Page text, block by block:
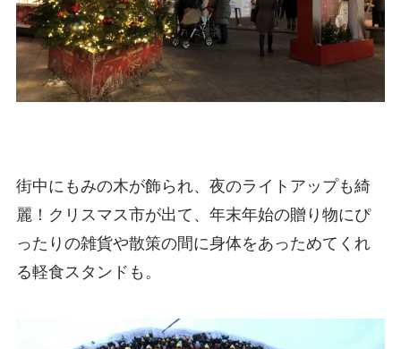
街中にもみの木が飾られ、夜のライトアップも綺
麗！クリスマス市が出て、年末年始の贈り物にぴ
ったりの雑貨や散策の間に身体をあっためてくれ
る軽食スタンドも。